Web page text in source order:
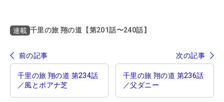
連載 千里の旅 翔の道【第201話〜240話】
前の記事 次の記事
千里の旅 翔の道 第234話
／風とポアナ芝
千里の旅 翔の道 第236話
／父ダニー